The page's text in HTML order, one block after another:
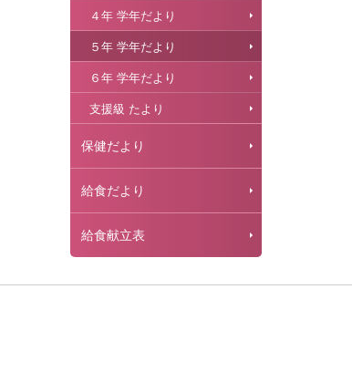
４年 学年だより
５年 学年だより
６年 学年だより
支援級 たより
保健だより
給食だより
給食献立表